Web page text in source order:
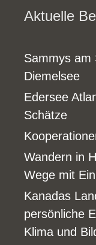
Aktuelle
Sammys am
Diemelsee
Edersee
Schätze
Wandern in
Wege mit
Kanadas
persönliche
Klima und